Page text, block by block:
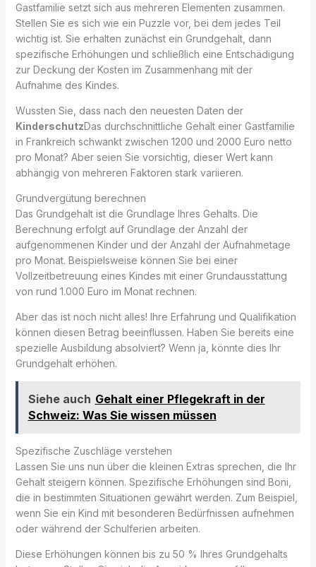
Gastfamilie setzt sich aus mehreren Elementen zusammen.
Stellen Sie es sich wie ein Puzzle vor, bei dem jedes Teil
wichtig ist. Sie erhalten zunächst ein Grundgehalt, dann
spezifische Erhöhungen und schließlich eine Entschädigung
zur Deckung der Kosten im Zusammenhang mit der
Aufnahme des Kindes.
Wussten Sie, dass nach den neuesten Daten der
KinderschutzDas durchschnittliche Gehalt einer Gastfamilie
in Frankreich schwankt zwischen 1200 und 2000 Euro netto
pro Monat? Aber seien Sie vorsichtig, dieser Wert kann
abhängig von mehreren Faktoren stark variieren.
Grundvergütung berechnen
Das Grundgehalt ist die Grundlage Ihres Gehalts. Die
Berechnung erfolgt auf Grundlage der Anzahl der
aufgenommenen Kinder und der Anzahl der Aufnahmetage
pro Monat. Beispielsweise können Sie bei einer
Vollzeitbetreuung eines Kindes mit einer Grundausstattung
von rund 1.000 Euro im Monat rechnen.
Aber das ist noch nicht alles! Ihre Erfahrung und Qualifikation
können diesen Betrag beeinflussen. Haben Sie bereits eine
spezielle Ausbildung absolviert? Wenn ja, könnte dies Ihr
Grundgehalt erhöhen.
Siehe auch Gehalt einer Pflegekraft in der
Schweiz: Was Sie wissen müssen
Spezifische Zuschläge verstehen
Lassen Sie uns nun über die kleinen Extras sprechen, die Ihr
Gehalt steigern können. Spezifische Erhöhungen sind Boni,
die in bestimmten Situationen gewährt werden. Zum Beispiel,
wenn Sie ein Kind mit besonderen Bedürfnissen aufnehmen
oder während der Schulferien arbeiten.
Diese Erhöhungen können bis zu 50 % Ihres Grundgehalts